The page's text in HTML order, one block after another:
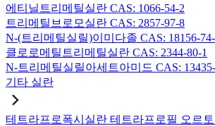
에티닐트리메틸실란 CAS: 1066-54-2
트리메틸브로모실란 CAS: 2857-97-8
N-(트리메틸실릴)이미다졸 CAS: 18156-
클로로메틸트리메틸실란 CAS: 2344-80-1
N-트리메틸실릴아세트아미드 CAS:
기타 실란
테트라프로폭시실란 테트라프로필 오르